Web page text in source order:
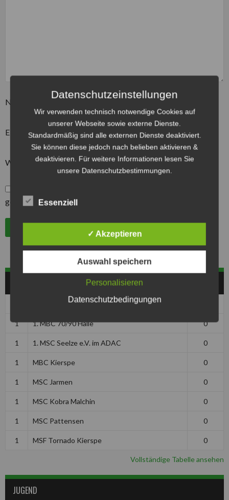
Name
E-Mail-Adresse*
Website
gelesen und akzeptiert zu haben.
1 1. MBC 70/90 Halle 0
1 1. MSC Seelze e.V. im ADAC 0
1 MBC Kierspe 0
1 MSC Jarmen 0
1 MSC Kobra Malchin 0
1 MSC Pattensen 0
1 MSF Tornado Kierspe 0
Vollständige Tabelle ansehen
JUGEND
Datenschutzeinstellungen
Wir verwenden technisch notwendige Cookies auf
unserer Webseite sowie externe Dienste.
Standardmäßig sind alle externen Dienste deaktiviert.
Sie können diese jedoch nach belieben aktivieren &
deaktivieren. Für weitere Informationen lesen Sie
unsere Datenschutzbestimmungen.
Essenziell
✓ Akzeptieren
Auswahl speichern
Personalisieren
Datenschutzbedingungen